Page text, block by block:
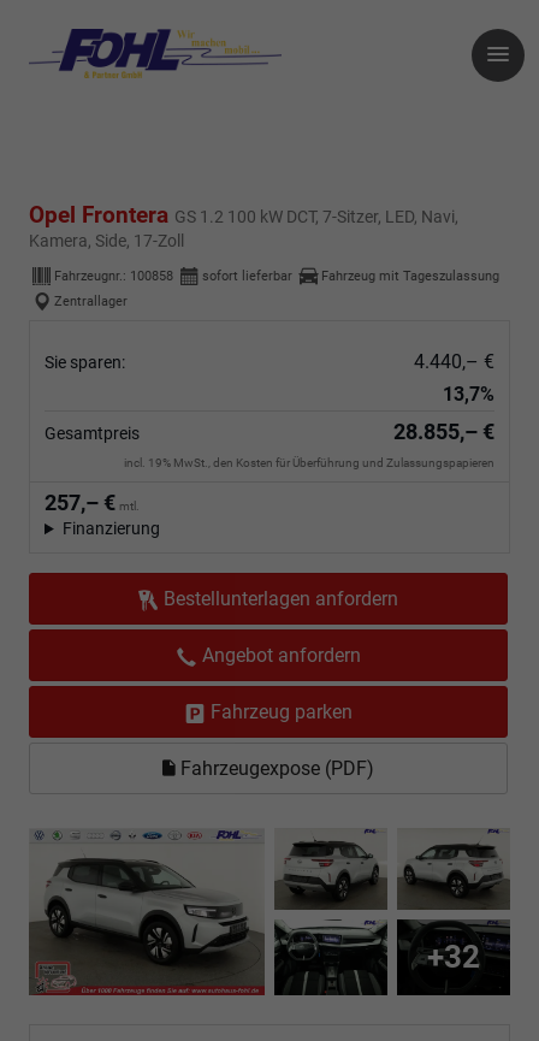
Opel Frontera GS 1.2 100 kW DCT, 7-Sitzer, LED, Navi,
Kamera, Side, 17-Zoll
Fahrzeugnr.: 100858 sofort lieferbar
Fahrzeug mit Tageszulassung
Zentrallager
Sie sparen:
4.440,– €
13,7%
Gesamtpreis 28.855,– €
incl. 19% MwSt., den Kosten für Überführung und Zulassungspapieren
257,– € mtl.
Finanzierung
Bestellunterlagen anfordern
Angebot anfordern
Fahrzeug parken
Fahrzeugexpose (PDF)
+32